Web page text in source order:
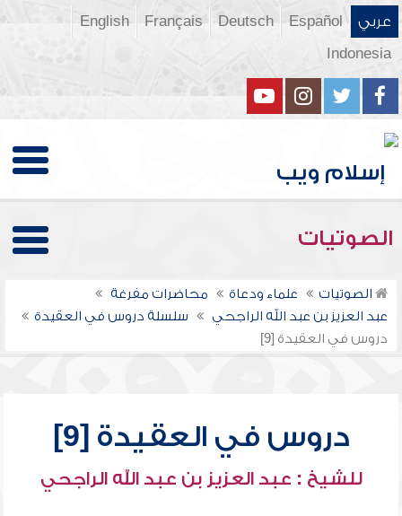
عربي Español
Deutsch
Français
English
Indonesia
الصوتيات
الصوتيات علماء ودعاة
محاضرات مفرغة
عبد العزيز بن عبد الله الراجحي
سلسلة دروس في العقيدة
دروس في العقيدة [9]
دروس في العقيدة [9]
للشيخ : عبد العزيز بن عبد الله الراجحي